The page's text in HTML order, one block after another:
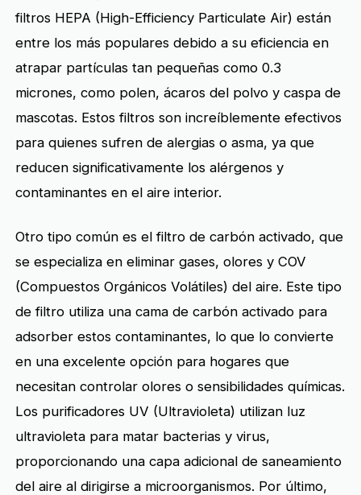
filtros HEPA (High-Efficiency Particulate Air) están
entre los más populares debido a su eficiencia en
atrapar partículas tan pequeñas como 0.3
micrones, como polen, ácaros del polvo y caspa de
mascotas. Estos filtros son increíblemente efectivos
para quienes sufren de alergias o asma, ya que
reducen significativamente los alérgenos y
contaminantes en el aire interior.
Otro tipo común es el filtro de carbón activado, que
se especializa en eliminar gases, olores y COV
(Compuestos Orgánicos Volátiles) del aire. Este tipo
de filtro utiliza una cama de carbón activado para
adsorber estos contaminantes, lo que lo convierte
en una excelente opción para hogares que
necesitan controlar olores o sensibilidades químicas.
Los purificadores UV (Ultravioleta) utilizan luz
ultravioleta para matar bacterias y virus,
proporcionando una capa adicional de saneamiento
del aire al dirigirse a microorganismos. Por último,